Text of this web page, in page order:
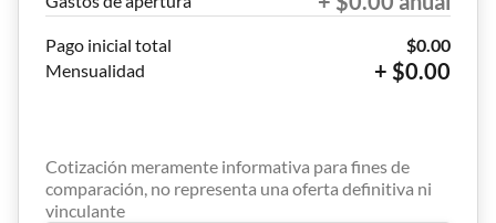
Pago inicial total
$0.00
Mensualidad
+ $0.00
Cotización meramente informativa para fines de
comparación, no representa una oferta definitiva ni
vinculante